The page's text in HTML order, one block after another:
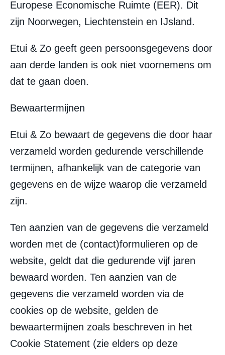
Europese Economische Ruimte (EER). Dit
zijn Noorwegen, Liechtenstein en IJsland.
Etui & Zo geeft geen persoonsgegevens door
aan derde landen is ook niet voornemens om
dat te gaan doen.
Bewaartermijnen
Etui & Zo bewaart de gegevens die door haar
verzameld worden gedurende verschillende
termijnen, afhankelijk van de categorie van
gegevens en de wijze waarop die verzameld
zijn.
Ten aanzien van de gegevens die verzameld
worden met de (contact)formulieren op de
website, geldt dat die gedurende vijf jaren
bewaard worden. Ten aanzien van de
gegevens die verzameld worden via de
cookies op de website, gelden de
bewaartermijnen zoals beschreven in het
Cookie Statement (zie elders op deze